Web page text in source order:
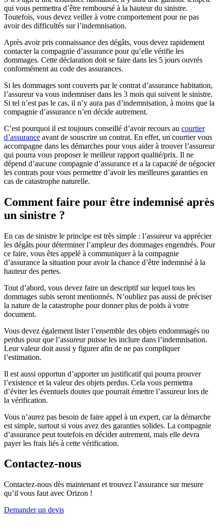
qui vous permettra d’être remboursé à la hauteur du sinistre.
Toutefois, vous devez veiller à votre comportement pour ne pas
avoir des difficultés sur l’indemnisation.
Après avoir pris connaissance des dégâts, vous devez rapidement
contacter la compagnie d’assurance pour qu’elle vérifie les
dommages. Cette déclaration doit se faire dans les 5 jours ouvrés
conformément au code des assurances.
Si les dommages sont couverts par le contrat d’assurance habitation,
l’assureur va vous indemniser dans les 3 mois qui suivent le sinistre.
Si tel n’est pas le cas, il n’y aura pas d’indemnisation, à moins que la
compagnie d’assurance n’en décide autrement.
C’est pourquoi il est toujours conseillé d’avoir recours au courtier
d’assurance avant de souscrire un contrat. En effet, un courtier vous
accompagne dans les démarches pour vous aider à trouver l’assureur
qui pourra vous proposer le meilleur rapport qualité/prix. Il ne
dépend d’aucune compagnie d’assurance et a la capacité de négocier
les contrats pour vous permettre d’avoir les meilleures garanties en
cas de catastrophe naturelle.
Comment faire pour être indemnisé après
un sinistre ?
En cas de sinistre le principe est très simple : l’assureur va apprécier
les dégâts pour déterminer l’ampleur des dommages engendrés. Pour
ce faire, vous êtes appelé à communiquer à la compagnie
d’assurance la situation pour avoir la chance d’être indemnisé à la
hauteur des pertes.
Tout d’abord, vous devez faire un descriptif sur lequel tous les
dommages subis seront mentionnés. N’oubliez pas aussi de préciser
la nature de la catastrophe pour donner plus de poids à votre
document.
Vous devez également lister l’ensemble des objets endommagés ou
perdus pour que l’assureur puisse les inclure dans l’indemnisation.
Leur valeur doit aussi y figurer afin de ne pas compliquer
l’estimation.
Il est aussi opportun d’apporter un justificatif qui pourra prouver
l’existence et la valeur des objets perdus. Cela vous permettra
d’éviter les éventuels doutes que pourrait émettre l’assureur lors de
la vérification.
Vous n’aurez pas besoin de faire appel à un expert, car la démarche
est simple, surtout si vous avez des garanties solides. La compagnie
d’assurance peut toutefois en décider autrement, mais elle devra
payer les frais liés à cette vérification.
Contactez-nous
Contactez-nous dès maintenant et trouvez l’assurance sur mesure
qu’il vous faut avec Orizon !
Demander un devis